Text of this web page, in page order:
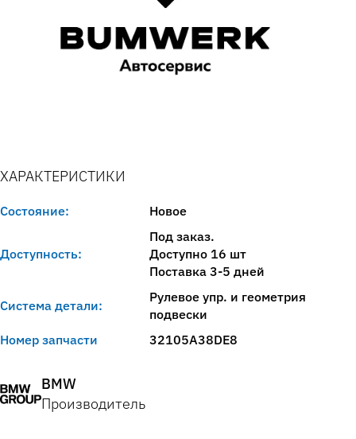
ХАРАКТЕРИСТИКИ
Состояние: Новое
Доступность:
Под заказ.
Доступно 16 шт
Поставка 3-5 дней
Система детали:
Рулевое упр. и геометрия
подвески
Номер запчасти
32105A38DE8
BMW
Производитель